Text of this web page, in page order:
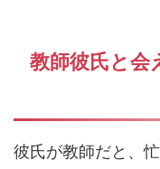
教師彼氏と会
彼氏が教師だと、